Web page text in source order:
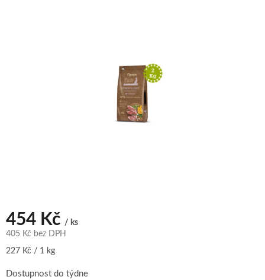
454 Kč / ks
405 Kč bez DPH
Měrná
227 Kč / 1 kg
Dostupnost do týdne